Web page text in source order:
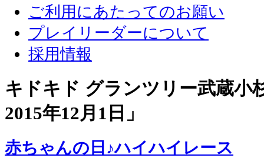
ご利用にあたってのお願い
プレイリーダーについて
採用情報
キドキド グランツリー武蔵
2015年12月1日 」
赤ちゃんの日♪ハイハイレース